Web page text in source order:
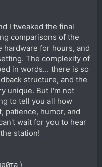
I tweaked the final
comparisons of the
for hours, and
The complexity of
in words... there is so
structure, and the
unique. But I'm not
to tell you all how
patience, humor, and
wait for you to hear
station!
)